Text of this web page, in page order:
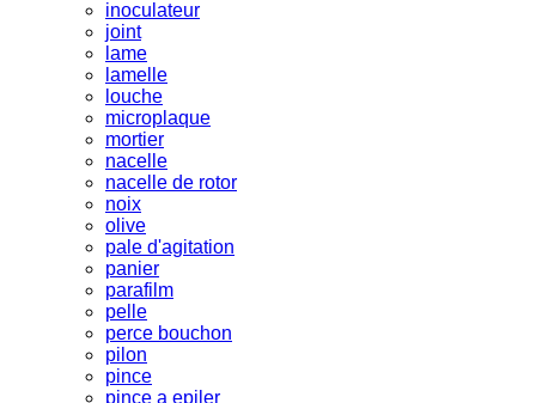
inoculateur
joint
lame
lamelle
louche
microplaque
mortier
nacelle
nacelle de rotor
noix
olive
pale d'agitation
panier
parafilm
pelle
perce bouchon
pilon
pince
pince a epiler